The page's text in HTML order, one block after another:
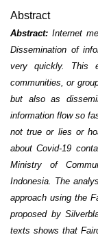
Abstract
Abstract: Internet
Dissemination of
very quickly. This
communities, or
but also as
information flow so
not true or lies or
about Covid-19
Ministry of
Indonesia. The
approach using the
proposed by
texts shows that